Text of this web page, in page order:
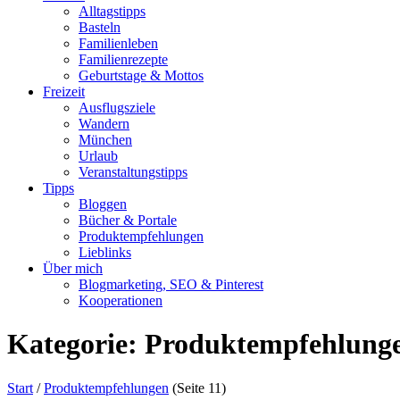
Alltagstipps
Basteln
Familienleben
Familienrezepte
Geburtstage & Mottos
Freizeit
Ausflugsziele
Wandern
München
Urlaub
Veranstaltungstipps
Tipps
Bloggen
Bücher & Portale
Produktempfehlungen
Lieblinks
Über mich
Blogmarketing, SEO & Pinterest
Kooperationen
Kategorie:
Start / Produktempfehlungen (Seite 11)